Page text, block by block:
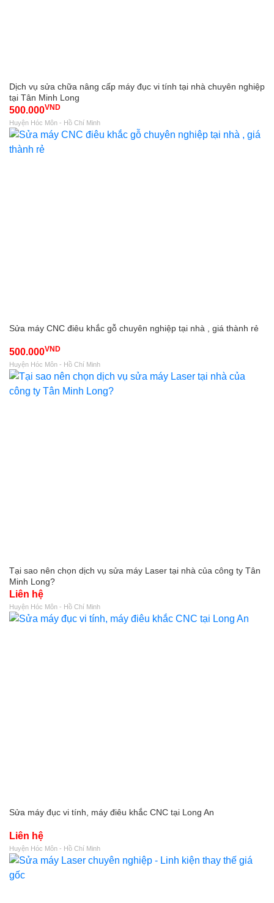
Dịch vụ sửa chữa nâng cấp máy đục vi tính tại nhà chuyên nghiệp
tại Tân Minh Long
500.000VND
Huyện Hóc Môn - Hồ Chí Minh
Sửa máy CNC điêu khắc gỗ chuyên nghiệp tại nhà , giá thành rẻ
500.000VND
Huyện Hóc Môn - Hồ Chí Minh
Tại sao nên chọn dịch vụ sửa máy Laser tại nhà của công ty Tân
Minh Long?
Liên hệ
Huyện Hóc Môn - Hồ Chí Minh
Sửa máy đục vi tính, máy điêu khắc CNC tại Long An
Liên hệ
Huyện Hóc Môn - Hồ Chí Minh